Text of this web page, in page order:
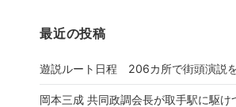
最近の投稿
遊説ルート日程 206カ所で街頭演説
岡本三成 共同政調会長が取手駅に駆け